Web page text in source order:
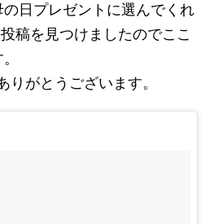
日プレゼントに選んでくれ
稿を見つけましたのでここ
りがとうございます。